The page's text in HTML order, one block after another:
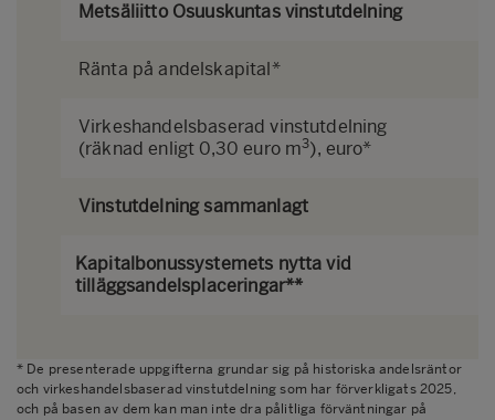
Metsäliitto Osuuskuntas vinstutdelning
Ränta på andelskapital*
Virkeshandelsbaserad vinstutdelning
(räknad enligt 0,30 euro m3), euro*
Vinstutdelning sammanlagt
Kapitalbonussystemets nytta vid
tilläggsandelsplaceringar**
* De presenterade uppgifterna grundar sig på historiska andelsräntor
och virkeshandelsbaserad vinstutdelning som har förverkligats 2025,
och på basen av dem kan man inte dra pålitliga förväntningar på